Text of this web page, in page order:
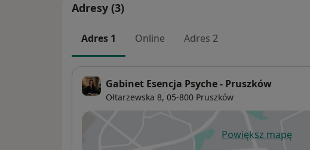
Adresy (3)
Adres 1 Online Adres 2
Gabinet Esencja Psyche - Pruszków
Ołtarzewska 8, 05-800 Pruszków
Powiększ mapę
otwiera się